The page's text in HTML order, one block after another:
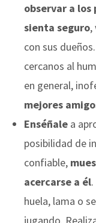
observar a los
sienta seguro,
con sus
cercanos al
en general,
mejores
Enséñale a
posibilidad de
confiable,
acercarse a él
huela, lama o
jugando.